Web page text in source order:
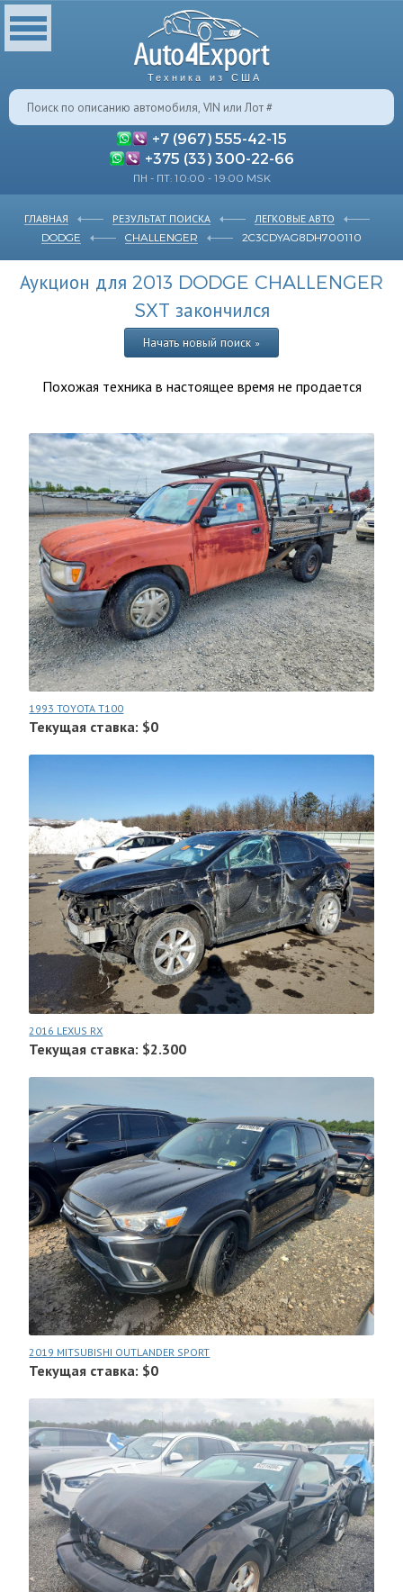
Техника из США
+7 (967) 555-42-15
+375 (33) 300-22-66
ПН - ПТ: 10:00 - 19:00 MSK
ГЛАВНАЯ РЕЗУЛЬТАТ ПОИСКА
ЛЕГКОВЫЕ АВТО
DODGE
CHALLENGER 2C3CDYAG8DH700110
Аукцион для 2013 DODGE CHALLENGER
SXT закончился
Начать новый поиск »
Похожая техника в настоящее время не продается
1993 TOYOTA T100
Текущая ставка: $0
2016 LEXUS RX
Текущая ставка: $2.300
2019 MITSUBISHI OUTLANDER SPORT
Текущая ставка: $0